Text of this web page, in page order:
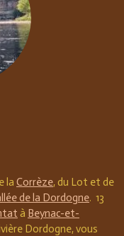
la Corrèze, du Lot et de
de la Dordogne. 13
à Beynac-et-
Dordogne, vous